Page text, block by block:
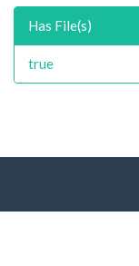
Has File(s)
true